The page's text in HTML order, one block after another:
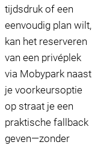
tijdsdruk of een
eenvoudig plan wilt,
kan het reserveren
van een privéplek
via Mobypark naast
je voorkeursoptie
op straat je een
praktische fallback
geven—zonder